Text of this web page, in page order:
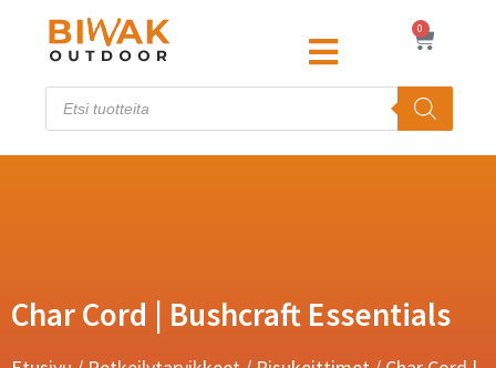
0
Char Cord | Bushcraft Essentials